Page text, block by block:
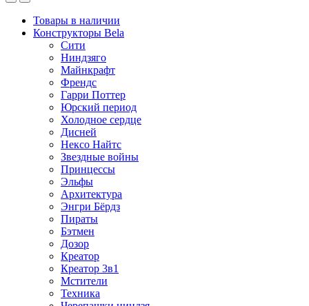
Товары в наличии
Конструкторы Bela
Сити
Ниндзяго
Майнкрафт
Френдс
Гарри Поттер
Юрский период
Холодное сердце
Дисней
Нексо Найтс
Звездные войны
Принцессы
Эльфы
Архитектура
Энгри Бёрдз
Пираты
Бэтмен
Дозор
Креатор
Креатор 3в1
Мстители
Техника